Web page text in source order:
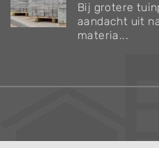
Bij grotere
aandacht uit
materia...